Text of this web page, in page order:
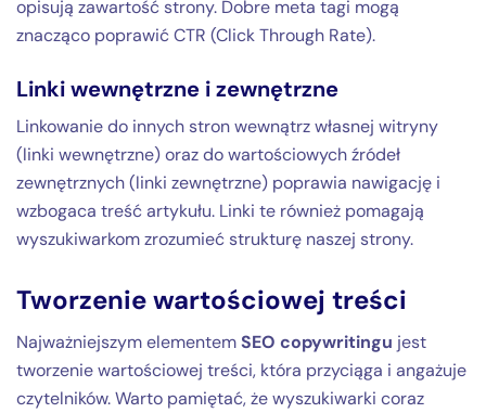
opisują zawartość strony. Dobre meta tagi mogą
znacząco poprawić CTR (Click Through Rate).
Linki wewnętrzne i zewnętrzne
Linkowanie do innych stron wewnątrz własnej witryny
(linki wewnętrzne) oraz do wartościowych źródeł
zewnętrznych (linki zewnętrzne) poprawia nawigację i
wzbogaca treść artykułu. Linki te również pomagają
wyszukiwarkom zrozumieć strukturę naszej strony.
Tworzenie wartościowej treści
Najważniejszym elementemSEO copywritingu jest
tworzenie wartościowej treści, która przyciąga i angażuje
czytelników. Warto pamiętać, że wyszukiwarki coraz